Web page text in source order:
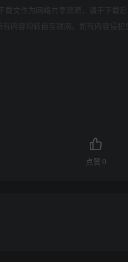
载文件为网络共享资源，请于下载
内容均转自互联网。如有内容侵
点赞 0